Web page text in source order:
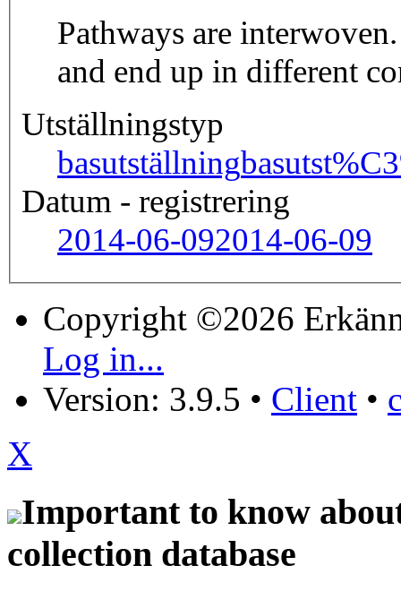
Pathways are
and end up in different
Utställningstyp
basutställning
Datum - registrering
2014-06-092014-06-09
Copyright ©2026
Log in...
Version: 3.9.5 • Client •
X
Important to know
collection database